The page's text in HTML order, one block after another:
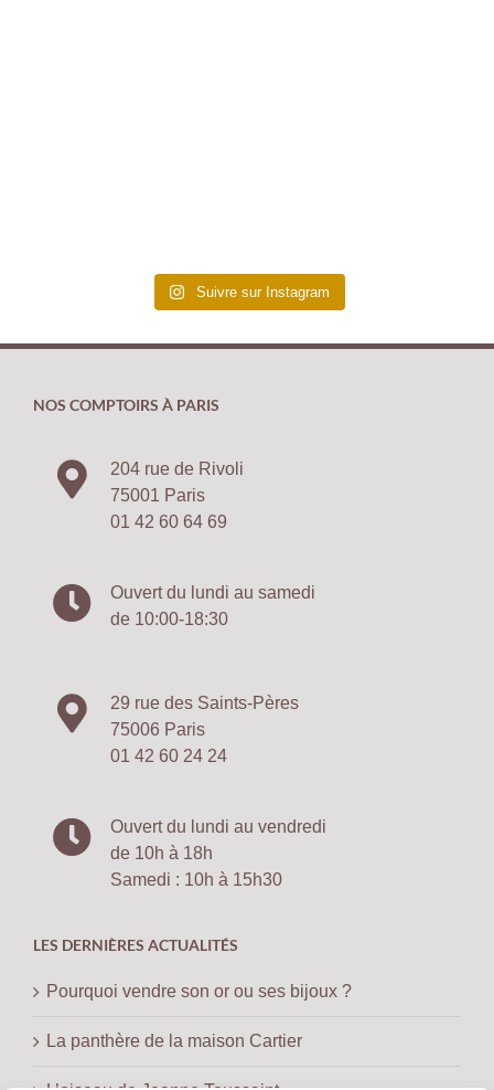
Suivre sur Instagram
NOS COMPTOIRS À PARIS
204 rue de Rivoli
75001 Paris
01 42 60 64 69
Ouvert du lundi au samedi
de 10:00-18:30
29 rue des Saints-Pères
75006 Paris
01 42 60 24 24
Ouvert du lundi au vendredi
de 10h à 18h
Samedi : 10h à 15h30
LES DERNIÈRES ACTUALITÉS
Pourquoi vendre son or ou ses bijoux ?
La panthère de la maison Cartier